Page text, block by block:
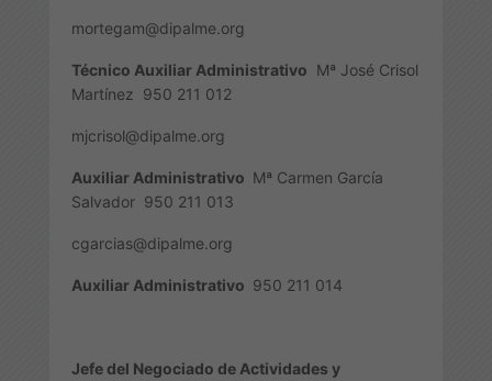
mortegam@dipalme.org
Técnico Auxiliar Administrativo Mª José Crisol
Martínez 950 211 012
mjcrisol@dipalme.org
Auxiliar Administrativo Mª Carmen García
Salvador 950 211 013
cgarcias@dipalme.org
Auxiliar Administrativo 950 211 014
Jefe del Negociado de Actividades y